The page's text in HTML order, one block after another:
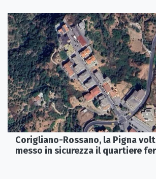
Corigliano-Rossano, la Pigna
messo in sicurezza il quartiere